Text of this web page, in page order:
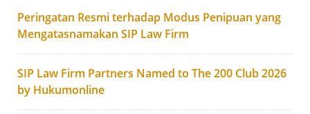
Peringatan Resmi terhadap Modus Penipuan yang
Mengatasnamakan SIP Law Firm
SIP Law Firm Partners Named to The 200 Club 2026
by Hukumonline